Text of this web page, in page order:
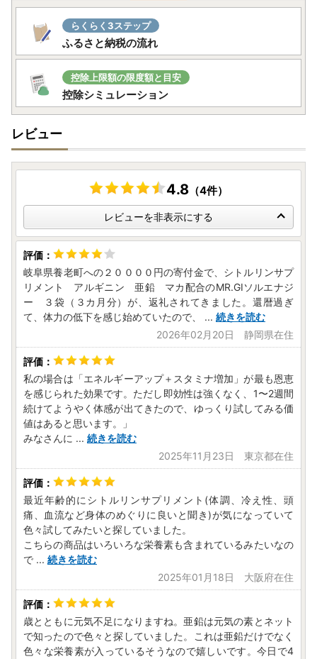
らくらく3ステップ
ふるさと納税の流れ
控除上限額の限度額と目安
控除シミュレーション
レビュー
4.8 （4件）
レビューを非表示にする
岐阜県養老町への２００００円の寄付金で、シトルリンサプ
リメント アルギニン 亜鉛 マカ配合のMR.GIソルエナジ
ー ３袋（３カ月分）が、返礼されてきました。還暦過ぎ
て、体力の低下を感じ始めていたので、
... 続きを読む
2026年02月20日 静岡県在住
私の場合は「エネルギーアップ＋スタミナ増加」が最も恩恵
を感じられた効果です。ただし即効性は強くなく、1〜2週間
続けてようやく体感が出てきたので、ゆっくり試してみる価
値はあると思います。」
みなさんに ... 続きを読む
2025年11月23日 東京都在住
最近年齢的にシトルリンサプリメント(体調、冷え性、頭
痛、血流など身体のめぐりに良いと聞き)が気になっていて
色々試してみたいと探していました。
こちらの商品はいろいろな栄養素も含まれているみたいなの
で ... 続きを読む
2025年01月18日 大阪府在住
歳とともに元気不足になりますね。亜鉛は元気の素とネット
で知ったので色々と探していました。これは亜鉛だけでなく
色々な栄養素が入っているそうなので嬉しいです。今日で4